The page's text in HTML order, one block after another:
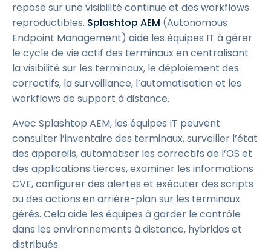
repose sur une visibilité continue et des workflows
reproductibles. Splashtop AEM (Autonomous
Endpoint Management) aide les équipes IT à gérer
le cycle de vie actif des terminaux en centralisant
la visibilité sur les terminaux, le déploiement des
correctifs, la surveillance, l’automatisation et les
workflows de support à distance.
Avec Splashtop AEM, les équipes IT peuvent
consulter l’inventaire des terminaux, surveiller l’état
des appareils, automatiser les correctifs de l’OS et
des applications tierces, examiner les informations
CVE, configurer des alertes et exécuter des scripts
ou des actions en arrière-plan sur les terminaux
gérés. Cela aide les équipes à garder le contrôle
dans les environnements à distance, hybrides et
distribués.